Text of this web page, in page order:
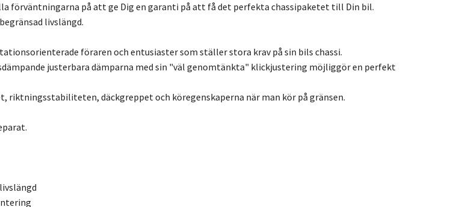
förväntningarna på att ge Dig en garanti på att få det perfekta chassipaketet till Din bil.
livslängd.
föraren och entusiaster som ställer stora krav på sin bils chassi.
justerbara dämparna med sin "väl genomtänkta" klickjustering möjliggör en perfekt
riktningsstabiliteten, däckgreppet och köregenskaperna när man kör på gränsen.